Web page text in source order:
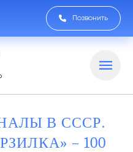
Позвонить
В СССР.
– 100